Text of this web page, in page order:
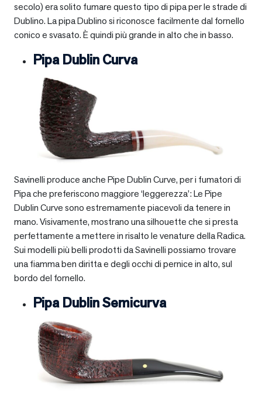
secolo) era solito fumare questo tipo di pipa per le strade di
Dublino. La pipa Dublino si riconosce facilmente dal fornello
conico e svasato. È quindi più grande in alto che in basso.
Pipa Dublin Curva
Savinelli produce anche Pipe Dublin Curve, per i fumatori di
Pipa che preferiscono maggiore ‘leggerezza’: Le Pipe
Dublin Curve sono estremamente piacevoli da tenere in
mano. Visivamente, mostrano una silhouette che si presta
perfettamente a mettere in risalto le venature della Radica.
Sui modelli più belli prodotti da Savinelli possiamo trovare
una fiamma ben diritta e degli occhi di pernice in alto, sul
bordo del fornello.
Pipa Dublin Semicurva